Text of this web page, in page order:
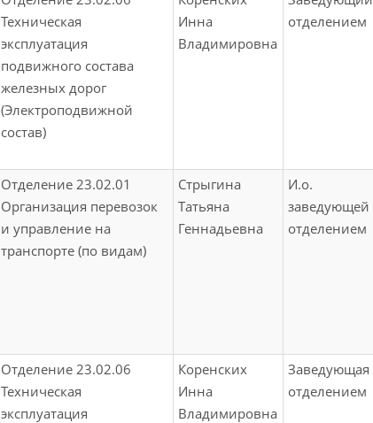
Техническая
эксплуатация
подвижного состава
железных дорог
(Электроподвижной
состав)
Инна
Владимировна
отделением
Отделение 23.02.01
Организация перевозок
и управление на
транспорте (по видам)
Стрыгина
Татьяна
Геннадьевна
И.о.
заведующей
отделением
Отделение 23.02.06
Техническая
эксплуатация
Коренских
Инна
Владимировна
Заведующая
отделением